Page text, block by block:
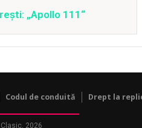
„Apollo 111“
Codul de conduită Drept la
2026